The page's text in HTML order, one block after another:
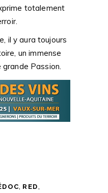
totalement
il y aura toujours
un immense
grande Passion.
, RED,